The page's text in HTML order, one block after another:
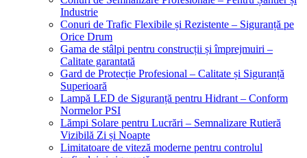
Industrie
Conuri de Trafic Flexibile și Rezistente – Siguranță pe
Orice Drum
Gama de stâlpi pentru construcții și împrejmuiri –
Calitate garantată
Gard de Protecție Profesional – Calitate și Siguranță
Superioară
Lampă LED de Siguranță pentru Hidrant – Conform
Normelor PSI
Lămpi Solare pentru Lucrări – Semnalizare Rutieră
Vizibilă Zi și Noapte
Limitatoare de viteză moderne pentru controlul